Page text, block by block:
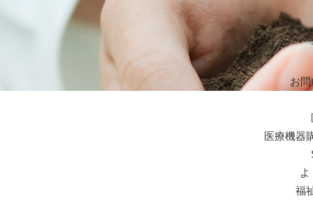
お
医療機器
福